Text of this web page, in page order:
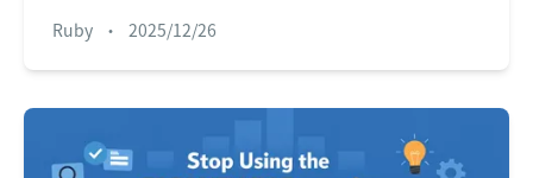
Ruby • 2025/12/26